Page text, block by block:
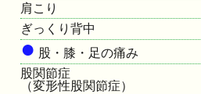
肩こり
ぎっくり背中
● 股・膝・足の痛み
股関節症
（変形性股関節症）